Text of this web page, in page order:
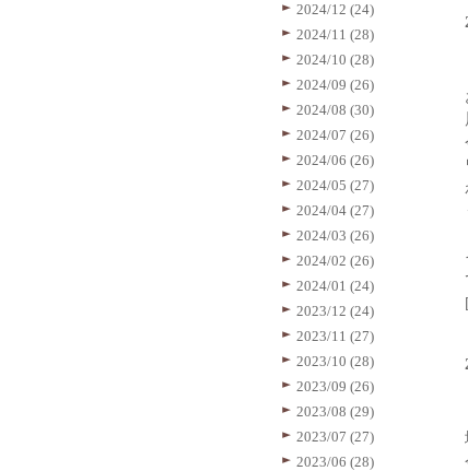
2024/12 (24)
2024/11 (28)
2024/10 (28)
2024/09 (26)
2024/08 (30)
2024/07 (26)
2024/06 (26)
2024/05 (27)
2024/04 (27)
2024/03 (26)
2024/02 (26)
2024/01 (24)
2023/12 (24)
2023/11 (27)
2023/10 (28)
2023/09 (26)
2023/08 (29)
2023/07 (27)
2023/06 (28)